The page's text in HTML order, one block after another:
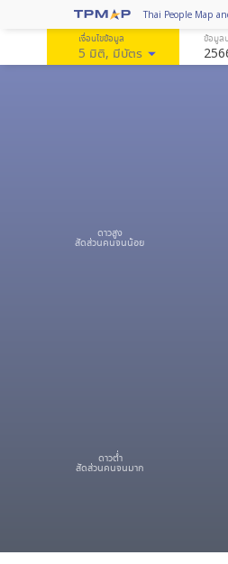
Thai People Map
เงื่อนไขข้อมูล
5 มิติ, มีบัตรarrow_drop_down
ข้อมูล
ดาวสูง
สัดส่วนคนจนน้อย
ดาวต่ำ
สัดส่วนคนจนมาก